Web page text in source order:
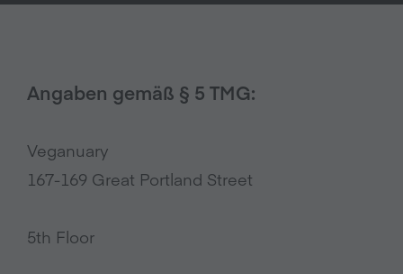
Angaben gemäß § 5 TMG:
Veganuary
167-169 Great Portland Street
5th Floor